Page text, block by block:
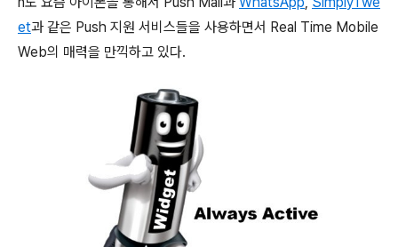
et과 같은 Push 지원 서비스들을 사용하면서 Real Time Mobile
Web의 매력을 만끽하고 있다.